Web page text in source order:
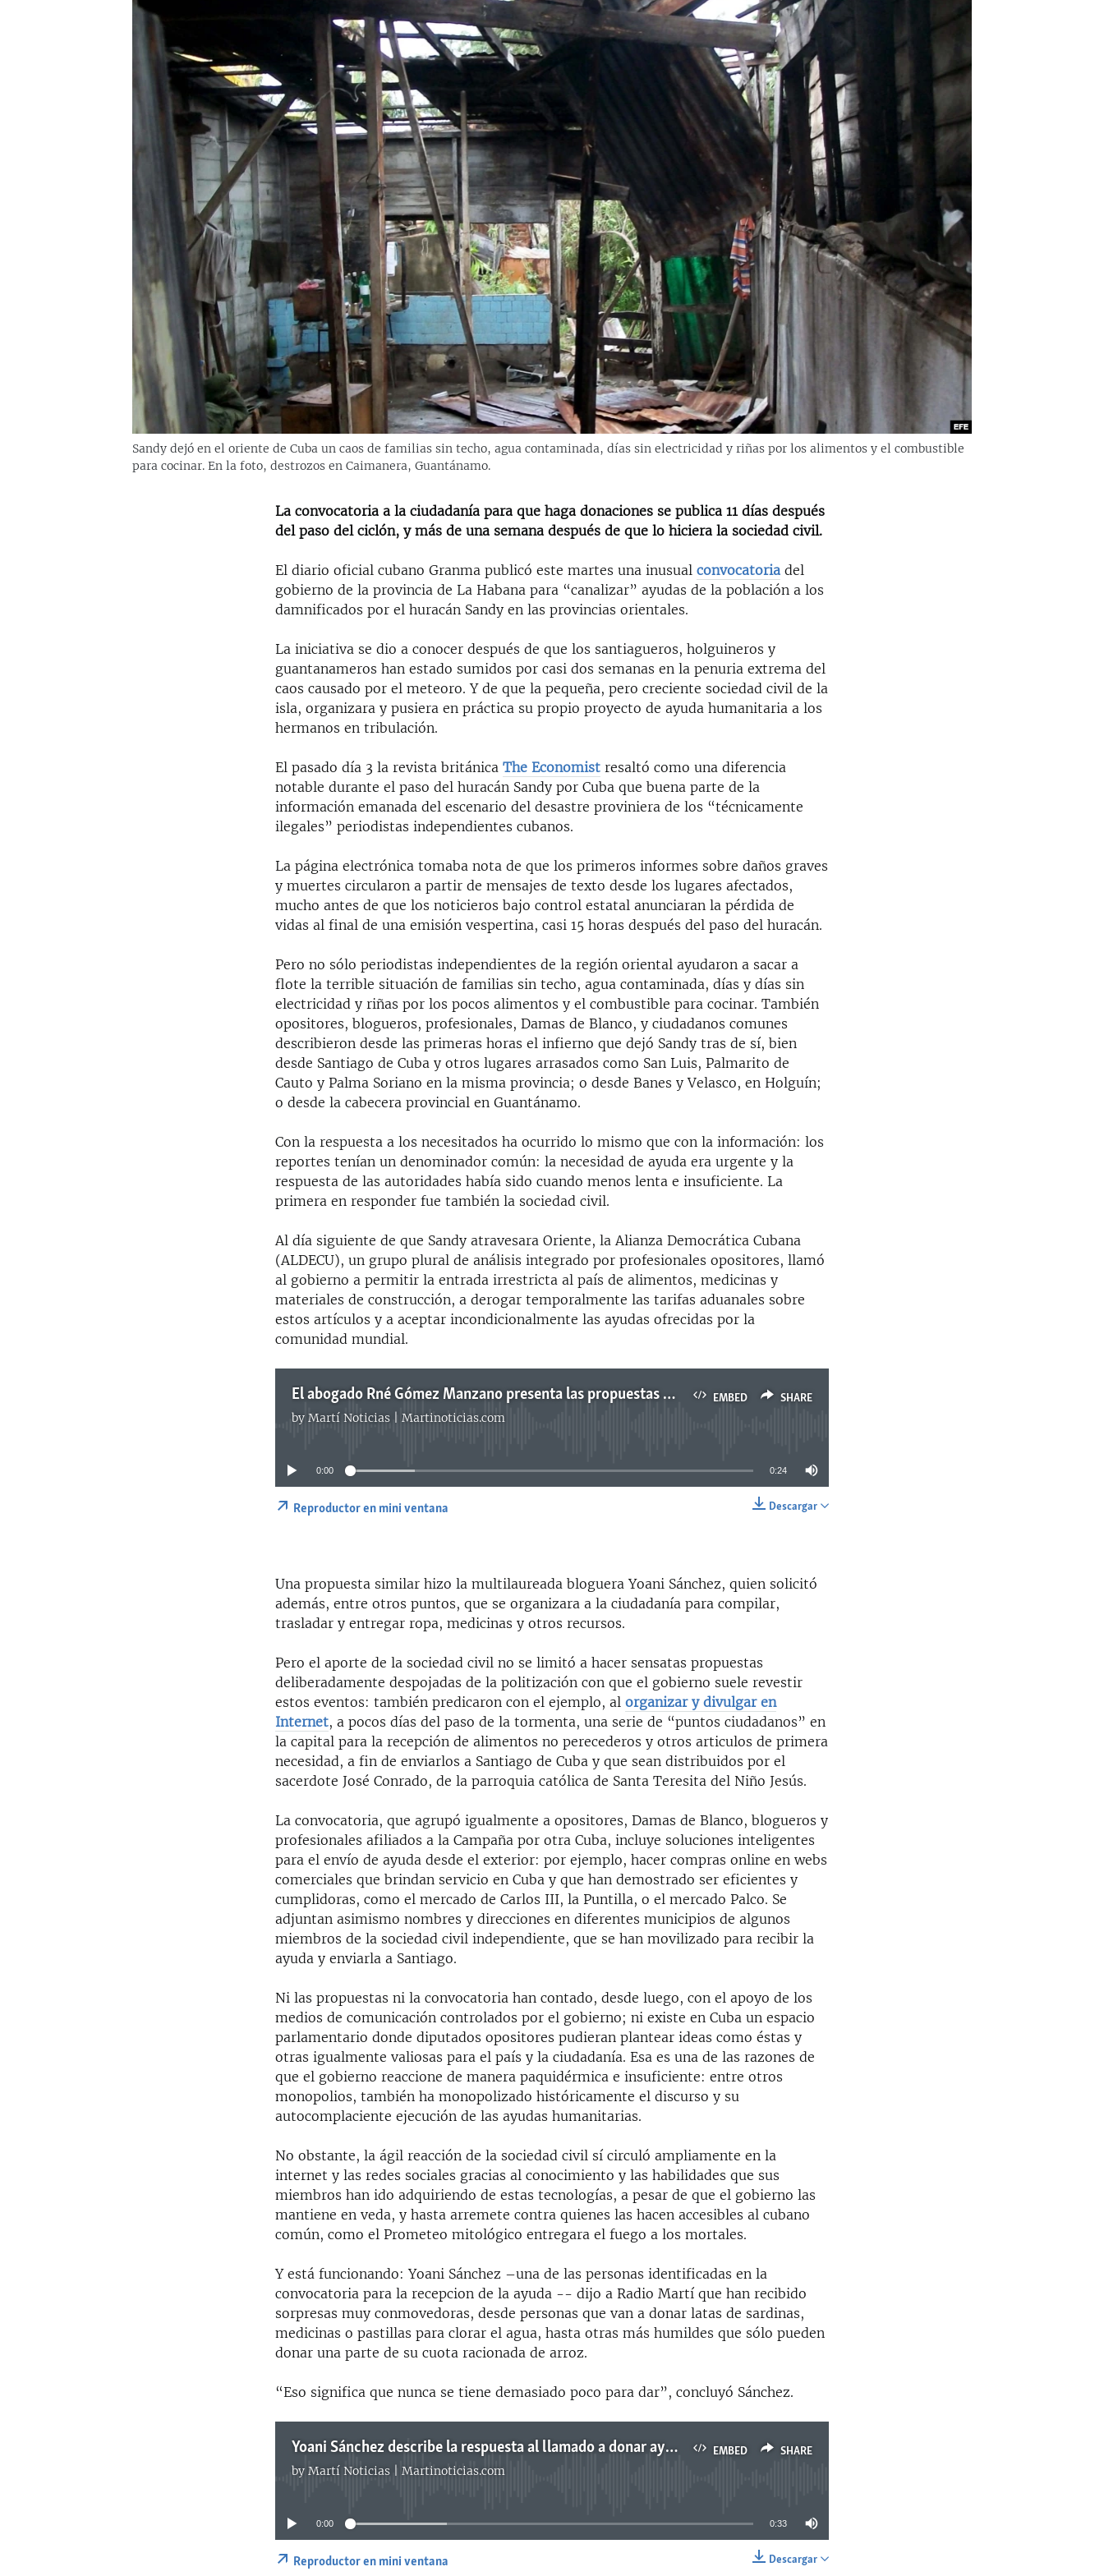
LA REALIDAD DE LA VIVIENDA EN
LA INVASIÓN DE RUSIA A UCRANIA
Sandy dejó en el oriente de Cuba un caos de familias sin techo, agua contaminada, días sin electricidad y riñas por los alimentos y el combustible
para cocinar. En la foto, destrozos en Caimanera, Guantánamo.
La convocatoria a la ciudadanía para que haga donaciones se publica 11 días después
del paso del ciclón, y más de una semana después de que lo hiciera la sociedad civil.
El diario oficial cubano Granma publicó este martes una inusualconvocatoria del
gobierno de la provincia de La Habana para “canalizar” ayudas de la población a los
damnificados por el huracán Sandy en las provincias orientales.
La iniciativa se dio a conocer después de que los santiagueros, holguineros y
guantanameros han estado sumidos por casi dos semanas en la penuria extrema del
caos causado por el meteoro. Y de que la pequeña, pero creciente sociedad civil de la
isla, organizara y pusiera en práctica su propio proyecto de ayuda humanitaria a los
hermanos en tribulación.
El pasado día 3 la revista británicaThe Economist resaltó como una diferencia
notable durante el paso del huracán Sandy por Cuba que buena parte de la
información emanada del escenario del desastre proviniera de los “técnicamente
ilegales” periodistas independientes cubanos.
La página electrónica tomaba nota de que los primeros informes sobre daños graves
y muertes circularon a partir de mensajes de texto desde los lugares afectados,
mucho antes de que los noticieros bajo control estatal anunciaran la pérdida de
vidas al final de una emisión vespertina, casi 15 horas después del paso del huracán.
Pero no sólo periodistas independientes de la región oriental ayudaron a sacar a
flote la terrible situación de familias sin techo, agua contaminada, días y días sin
electricidad y riñas por los pocos alimentos y el combustible para cocinar. También
opositores, blogueros, profesionales, Damas de Blanco, y ciudadanos comunes
describieron desde las primeras horas el infierno que dejó Sandy tras de sí, bien
desde Santiago de Cuba y otros lugares arrasados como San Luis, Palmarito de
Cauto y Palma Soriano en la misma provincia; o desde Banes y Velasco, en Holguín;
o desde la cabecera provincial en Guantánamo.
Con la respuesta a los necesitados ha ocurrido lo mismo que con la información: los
reportes tenían un denominador común: la necesidad de ayuda era urgente y la
respuesta de las autoridades había sido cuando menos lenta e insuficiente. La
primera en responder fue también la sociedad civil.
Al día siguiente de que Sandy atravesara Oriente, la Alianza Democrática Cubana
(ALDECU), un grupo plural de análisis integrado por profesionales opositores, llamó
al gobierno a permitir la entrada irrestricta al país de alimentos, medicinas y
materiales de construcción, a derogar temporalmente las tarifas aduanales sobre
estos artículos y a aceptar incondicionalmente las ayudas ofrecidas por la
comunidad mundial.
EMBED SHARE
El abogado Rné Gómez Manzano presenta las propuestas de ALDECU
byMartí Noticias | Martinoticias.com
No media source currently available
0:00 0:24
Descargar
Reproductor en mini ventana
Una propuesta similar hizo la multilaureada bloguera Yoani Sánchez, quien solicitó
además, entre otros puntos, que se organizara a la ciudadanía para compilar,
trasladar y entregar ropa, medicinas y otros recursos.
Pero el aporte de la sociedad civil no se limitó a hacer sensatas propuestas
deliberadamente despojadas de la politización con que el gobierno suele revestir
estos eventos: también predicaron con el ejemplo, alorganizar y divulgar en
Internet, a pocos días del paso de la tormenta, una serie de “puntos ciudadanos” en
la capital para la recepción de alimentos no perecederos y otros articulos de primera
necesidad, a fin de enviarlos a Santiago de Cuba y que sean distribuidos por el
sacerdote José Conrado, de la parroquia católica de Santa Teresita del Niño Jesús.
La convocatoria, que agrupó igualmente a opositores, Damas de Blanco, blogueros y
profesionales afiliados a la Campaña por otra Cuba, incluye soluciones inteligentes
para el envío de ayuda desde el exterior: por ejemplo, hacer compras online en webs
comerciales que brindan servicio en Cuba y que han demostrado ser eficientes y
cumplidoras, como el mercado de Carlos III, la Puntilla, o el mercado Palco. Se
adjuntan asimismo nombres y direcciones en diferentes municipios de algunos
miembros de la sociedad civil independiente, que se han movilizado para recibir la
ayuda y enviarla a Santiago.
Ni las propuestas ni la convocatoria han contado, desde luego, con el apoyo de los
medios de comunicación controlados por el gobierno; ni existe en Cuba un espacio
parlamentario donde diputados opositores pudieran plantear ideas como éstas y
otras igualmente valiosas para el país y la ciudadanía. Esa es una de las razones de
que el gobierno reaccione de manera paquidérmica e insuficiente: entre otros
monopolios, también ha monopolizado históricamente el discurso y su
autocomplaciente ejecución de las ayudas humanitarias.
No obstante, la ágil reacción de la sociedad civil sí circuló ampliamente en la
internet y las redes sociales gracias al conocimiento y las habilidades que sus
miembros han ido adquiriendo de estas tecnologías, a pesar de que el gobierno las
mantiene en veda, y hasta arremete contra quienes las hacen accesibles al cubano
común, como el Prometeo mitológico entregara el fuego a los mortales.
Y está funcionando: Yoani Sánchez –una de las personas identificadas en la
convocatoria para la recepcion de la ayuda -- dijo a Radio Martí que han recibido
sorpresas muy conmovedoras, desde personas que van a donar latas de sardinas,
medicinas o pastillas para clorar el agua, hasta otras más humildes que sólo pueden
donar una parte de su cuota racionada de arroz.
“Eso significa que nunca se tiene demasiado poco para dar”, concluyó Sánchez.
EMBED SHARE
Yoani Sánchez describe la respuesta al llamado a donar ayuda
byMartí Noticias | Martinoticias.com
No media source currently available
0:00 0:33
Descargar
Reproductor en mini ventana